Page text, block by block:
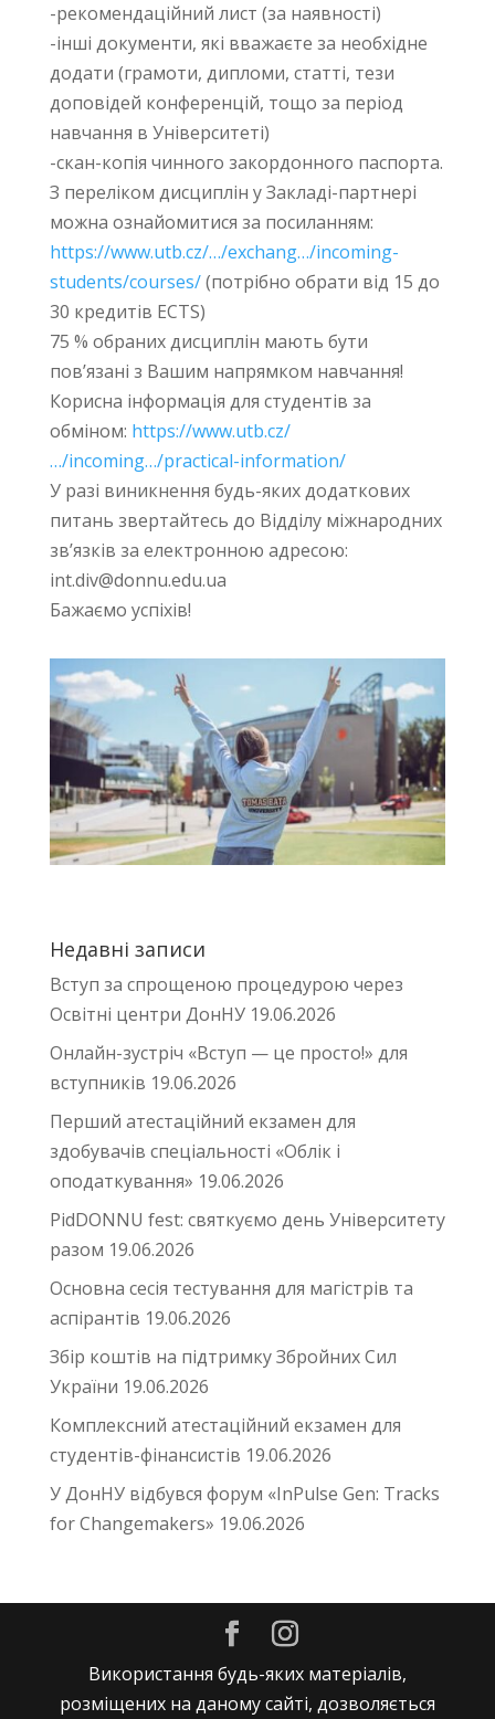
-рекомендаційний лист (за наявності)
-інші документи, які вважаєте за необхідне
додати (грамоти, дипломи, статті, тези
доповідей конференцій, тощо за період
навчання в Університеті)
-скан-копія чинного закордонного паспорта.
З переліком дисциплін у Закладі-партнері
можна ознайомитися за посиланням:
https://www.utb.cz/…/exchang…/incoming-
students/courses/(потрібно обрати від 15 до
30 кредитів ECTS)
75 % обраних дисциплін мають бути
пов’язані з Вашим напрямком навчання!
Корисна інформація для студентів за
обміном: https://www.utb.cz/
…/incoming…/practical-information/
У разі виникнення будь-яких додаткових
питань звертайтесь до Відділу міжнародних
зв’язків за електронною адресою:
int.div@donnu.edu.ua
Бажаємо успіхів!
Недавні записи
Вступ за спрощеною процедурою через
Освітні центри ДонНУ 19.06.2026
Онлайн-зустріч «Вступ — це просто!» для
вступників 19.06.2026
Перший атестаційний екзамен для
здобувачів спеціальності «Облік і
оподаткування» 19.06.2026
PidDONNU fest: святкуємо день Університету
разом 19.06.2026
Основна сесія тестування для магістрів та
аспірантів 19.06.2026
Збір коштів на підтримку Збройних Сил
України 19.06.2026
Комплексний атестаційний екзамен для
студентів-фінансистів 19.06.2026
У ДонНУ відбувся форум «InPulse Gen: Tracks
for Changemakers» 19.06.2026
Використання будь-яких матеріалів,
розміщених на даному сайті, дозволяється